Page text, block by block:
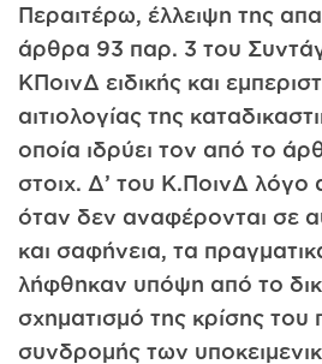
Περαιτέρω, έλλειψη της
άρθρα 93 παρ. 3 του
ΚΠοινΔ ειδικής και
αιτιολογίας της
οποία ιδρύει τον από το
στοιχ. Δ’ του Κ.ΠοινΔ λόγο
όταν δεν αναφέρονται σε
και σαφήνεια, τα
λήφθηκαν υπόψη από το
σχηματισμό της κρίσης του
συνδρομής των